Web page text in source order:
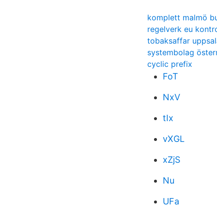
komplett malmö
regelverk eu
tobaksaffar
systembolag
cyclic prefix
FoT
NxV
tIx
vXGL
xZjS
Nu
UFa